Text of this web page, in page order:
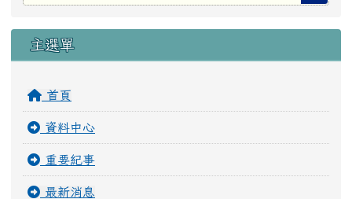
主選單
首頁
資料中心
重要紀事
最新消息